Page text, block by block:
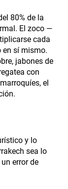
80% de la
El zoco —
cada
en sí mismo.
jabones de
con
el
y lo
sea lo
error de